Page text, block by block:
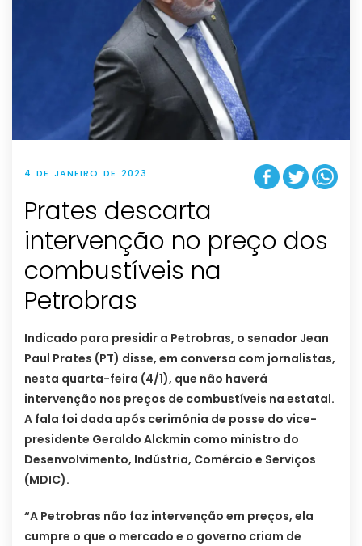
4 DE JANEIRO DE 2023
Prates descarta
intervenção no preço dos
combustíveis na
Petrobras
Indicado para presidir a Petrobras, o senador Jean
Paul Prates (PT) disse, em conversa com jornalistas,
nesta quarta-feira (4/1), que não haverá
intervenção nos preços de combustíveis na estatal.
A fala foi dada após cerimônia de posse do vice-
presidente Geraldo Alckmin como ministro do
Desenvolvimento, Indústria, Comércio e Serviços
(MDIC).
“A Petrobras não faz intervenção em preços, ela
cumpre o que o mercado e o governo criam de